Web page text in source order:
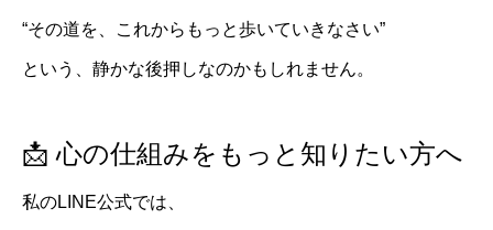
“その道を、これからもっと歩いていきなさい”
という、静かな後押しなのかもしれません。
📩 心の仕組みをもっと知りたい方へ
私のLINE公式では、